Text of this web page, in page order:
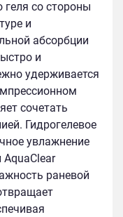
со стороны
и
абсорбции
и
удерживается
сочетать
Гидрогелевое
увлажнение
AquaClear
раневой